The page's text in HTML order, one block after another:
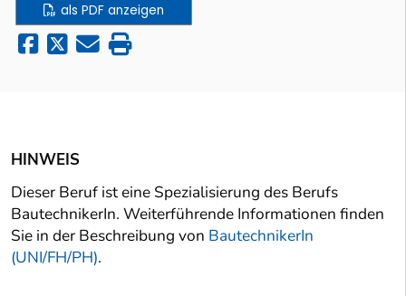
als PDF anzeigen
HINWEIS
Dieser Beruf ist eine Spezialisierung des Berufs
BautechnikerIn. Weiterführende Informationen finden
Sie in der Beschreibung von BautechnikerIn
(UNI/FH/PH).